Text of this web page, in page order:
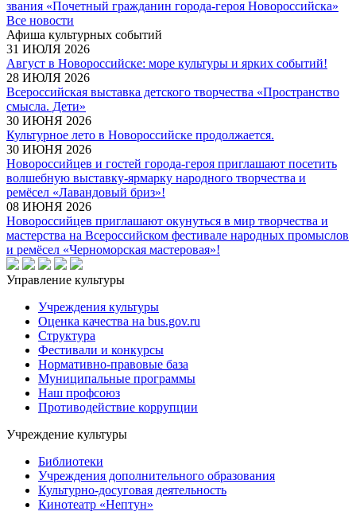
звания «Почетный гражданин города-героя Новороссийска»
Все новости
Афиша культурных событий
31 ИЮЛЯ 2026
Август в Новороссийске: море культуры и ярких событий!
28 ИЮЛЯ 2026
Всероссийская выставка детского творчества «Пространство
смысла. Дети»
30 ИЮНЯ 2026
Культурное лето в Новороссийске продолжается.
30 ИЮНЯ 2026
Новороссийцев и гостей города-героя приглашают посетить
волшебную выставку-ярмарку народного творчества и
ремёсел «Лавандовый бриз»!
08 ИЮНЯ 2026
Новороссийцев приглашают окунуться в мир творчества и
мастерства на Всероссийском фестивале народных промыслов
и ремёсел «Черноморская мастеровая»!
Управление культуры
Учреждения культуры
Оценка качества на bus.gov.ru
Структура
Фестивали и конкурсы
Нормативно-правовые база
Муниципальные программы
Наш профсоюз
Противодействие коррупции
Учреждение культуры
Библиотеки
Учреждения дополнительного образования
Культурно-досуговая деятельность
Кинотеатр «Нептун»